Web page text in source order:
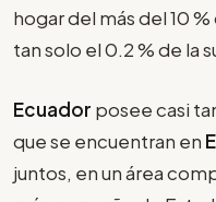
hogar del más del 10
tan solo el 0.2 % de la
Ecuador posee casi
que se encuentran en
juntos, en un área